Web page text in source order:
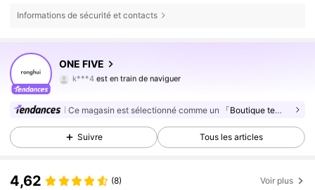
Informations de sécurité et contacts
ONE FIVE
k***4est en train de naviguer
4,85
2.6K Suiveurs
4,85 2.6K Suiveurs
Ce magasin est sélectionné comme un 「Boutique tendance」
Suivre Tous les articles
4,62 (8) Voir plus